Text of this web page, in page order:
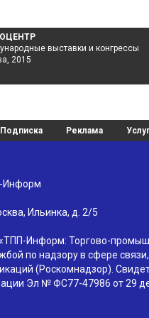
выставки и конгрессы
2015
Подписка Реклама
Информ
, Ильинка, д. 2/5
Информ: Торгово-
по надзору в сфере
(Роскомнадзор).
Эл № ФС77-47986 от 29